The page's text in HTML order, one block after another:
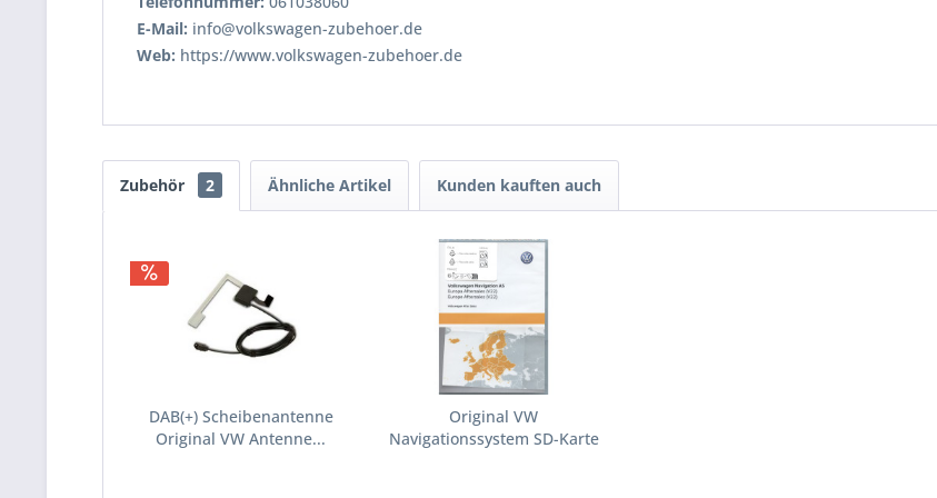
E-Mail: info@volkswagen-zubehoer.de
Web: https://www.volkswagen-zubehoer.de
Zubehör 2 Ähnliche Artikel Kunden kauften auch
DAB(+) Scheibenantenne
Original VW Antenne...
Original VW
Navigationssystem SD-Karte